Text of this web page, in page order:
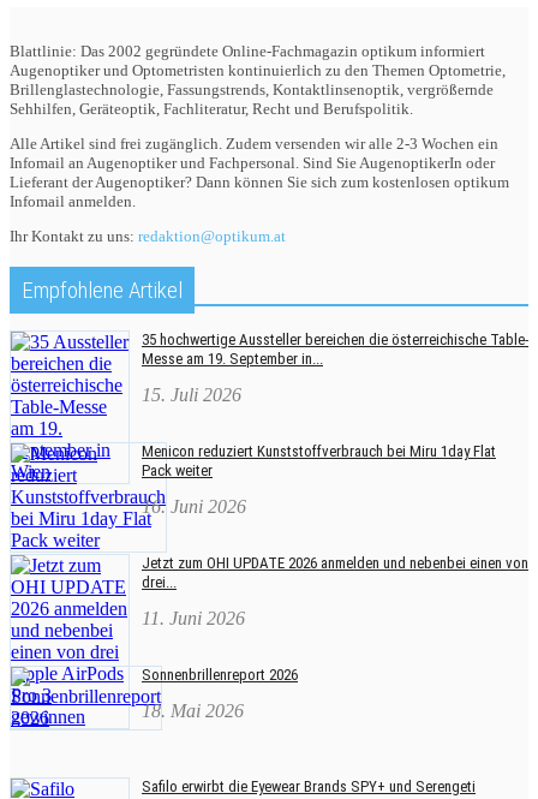
Blattlinie: Das 2002 gegründete Online-Fachmagazin optikum informiert
Augenoptiker und Optometristen kontinuierlich zu den Themen Optometrie,
Brillenglastechnologie, Fassungstrends, Kontaktlinsenoptik, vergrößernde
Sehhilfen, Geräteoptik, Fachliteratur, Recht und Berufspolitik.
Alle Artikel sind frei zugänglich. Zudem versenden wir alle 2-3 Wochen ein
Infomail an Augenoptiker und Fachpersonal. Sind Sie AugenoptikerIn oder
Lieferant der Augenoptiker? Dann können Sie sich zum kostenlosen optikum
Infomail anmelden.
Ihr Kontakt zu uns: redaktion@optikum.at
Empfohlene Artikel
35 hochwertige Aussteller bereichen die österreichische Table-
Messe am 19. September in...
15. Juli 2026
Menicon reduziert Kunststoffverbrauch bei Miru 1day Flat
Pack weiter
16. Juni 2026
Jetzt zum OHI UPDATE 2026 anmelden und nebenbei einen von
drei...
11. Juni 2026
Sonnenbrillenreport 2026
18. Mai 2026
Safilo erwirbt die Eyewear Brands SPY+ und Serengeti